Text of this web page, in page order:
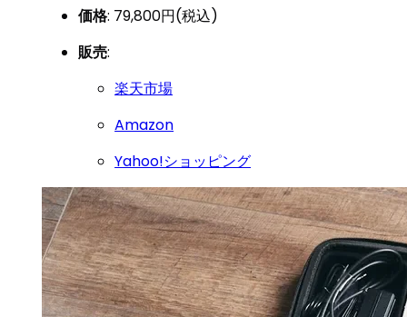
価格: 79,800円(税込)
販売:
楽天市場
Amazon
Yahoo!ショッピング